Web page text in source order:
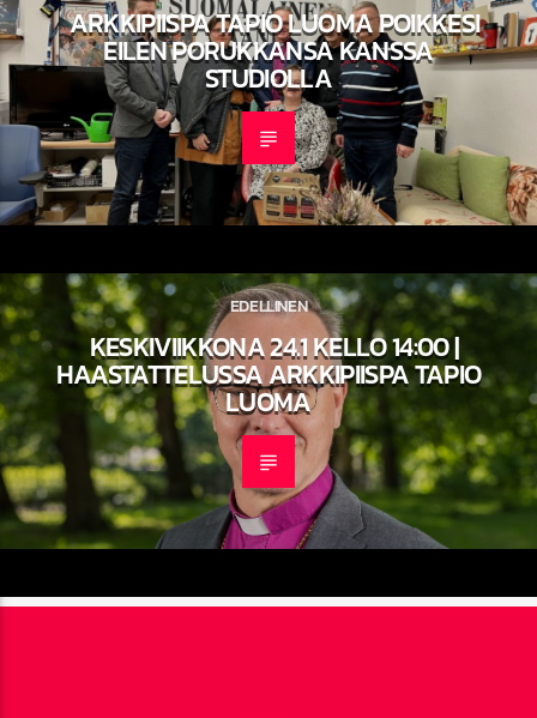
ARKKIPIISPA TAPIO LUOMA POIKKESI
EILEN PORUKKANSA KANSSA
STUDIOLLA
EDELLINEN
KESKIVIIKKONA 24.1 KELLO 14:00 |
HAASTATTELUSSA ARKKIPIISPA TAPIO
LUOMA